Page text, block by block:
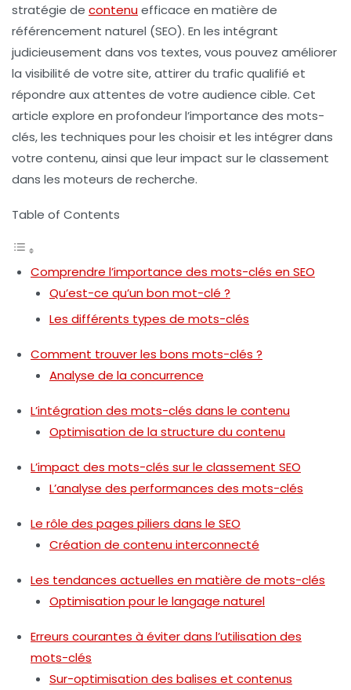
stratégie de contenuefficace en matière de
référencement naturel (SEO). En les intégrant
judicieusement dans vos textes, vous pouvez améliorer
la visibilité de votre site, attirer du trafic qualifié et
répondre aux attentes de votre audience cible. Cet
article explore en profondeur l’importance des mots-
clés, les techniques pour les choisir et les intégrer dans
votre contenu, ainsi que leur impact sur le classement
dans les moteurs de recherche.
Table of Contents
Comprendre l’importance des mots-clés en SEO
Qu’est-ce qu’un bon mot-clé ?
Les différents types de mots-clés
Comment trouver les bons mots-clés ?
Analyse de la concurrence
L’intégration des mots-clés dans le contenu
Optimisation de la structure du contenu
L’impact des mots-clés sur le classement SEO
L’analyse des performances des mots-clés
Le rôle des pages piliers dans le SEO
Création de contenu interconnecté
Les tendances actuelles en matière de mots-clés
Optimisation pour le langage naturel
Erreurs courantes à éviter dans l’utilisation des
mots-clés
Sur-optimisation des balises et contenus